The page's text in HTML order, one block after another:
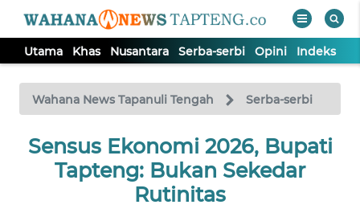
Utama Khas Nusantara Serba-serbi Opini Indeks
Wahana News Tapanuli Tengah Serba-serbi
Sensus Ekonomi 2026, Bupati
Tapteng: Bukan Sekedar
Rutinitas
TV
Tutup
UTAMA